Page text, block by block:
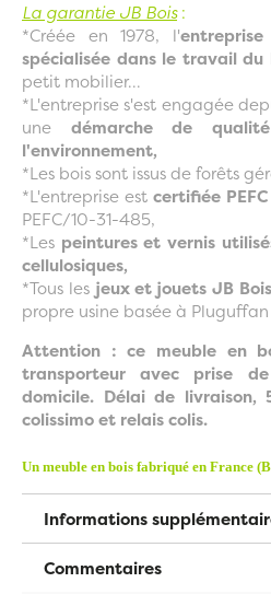
La garantie JB Bois:
*Créée en 1978, l'
spécialisée dans le travail du
petit mobilier...
*L'entreprise s'est engagée
une démarche de
l'environnement,
*Les bois sont issus de forêts
*L'entreprise est certifiée
PEFC/10-31-485,
*Les peintures et vernis
cellulosiques,
*Tous les jeux et jouets JB Bois
propre usine basée à
Attention : ce meuble en
transporteur avec prise
domicile. Délai de livraison,
colissimo et relais colis.
Un meuble en bois fabriqué en France
Informations
Commentaires